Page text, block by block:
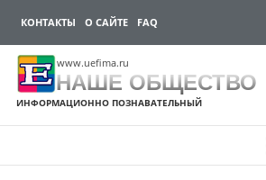
КОНТАКТЫ О САЙТЕ FAQ
www.uefima.ru
НАШЕ ОБЩЕСТВО
ИНФОРМАЦИОННО ПОЗНАВАТЕЛЬНЫЙ